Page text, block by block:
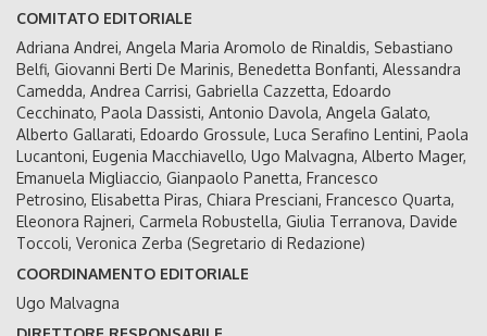
COMITATO EDITORIALE
Adriana Andrei, Angela Maria Aromolo de Rinaldis, Sebastiano
Belfi, Giovanni Berti De Marinis, Benedetta Bonfanti, Alessandra
Camedda, Andrea Carrisi, Gabriella Cazzetta, Edoardo
Cecchinato, Paola Dassisti, Antonio Davola, Angela Galato,
Alberto Gallarati, Edoardo Grossule, Luca Serafino Lentini, Paola
Lucantoni, Eugenia Macchiavello, Ugo Malvagna, Alberto Mager,
Emanuela Migliaccio, Gianpaolo Panetta, Francesco
Petrosino, Elisabetta Piras, Chiara Presciani, Francesco Quarta,
Eleonora Rajneri, Carmela Robustella, Giulia Terranova, Davide
Toccoli, Veronica Zerba (Segretario di Redazione)
COORDINAMENTO EDITORIALE
Ugo Malvagna